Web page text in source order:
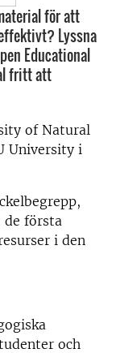
för att
Lyssna
Educational
fritt att
of Natural
University i
de första
i den
och